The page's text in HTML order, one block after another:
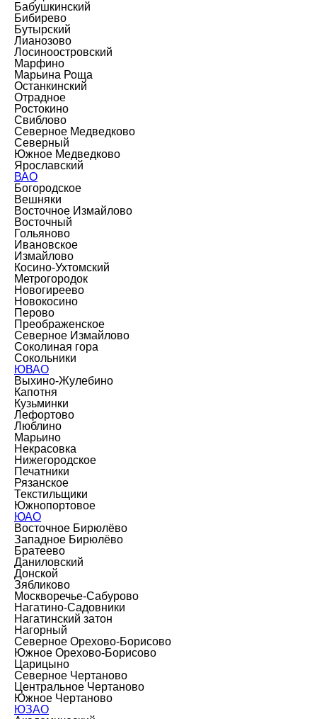
Бабушкинский
Бибирево
Бутырский
Лианозово
Лосиноостровский
Марфино
Марьина Роща
Останкинский
Отрадное
Ростокино
Свиблово
Северное Медведково
Северный
Южное Медведково
Ярославский
ВАО
Богородское
Вешняки
Восточное Измайлово
Восточный
Гольяново
Ивановское
Измайлово
Косино-Ухтомский
Метрогородок
Новогиреево
Новокосино
Перово
Преображенское
Северное Измайлово
Соколиная гора
Сокольники
ЮВАО
Выхино-Жулебино
Капотня
Кузьминки
Лефортово
Люблино
Марьино
Некрасовка
Нижегородское
Печатники
Рязанское
Текстильщики
Южнопортовое
ЮАО
Восточное Бирюлёво
Западное Бирюлёво
Братеево
Даниловский
Донской
Зябликово
Москворечье-Сабурово
Нагатино-Садовники
Нагатинский затон
Нагорный
Северное Орехово-Борисово
Южное Орехово-Борисово
Царицыно
Северное Чертаново
Центральное Чертаново
Южное Чертаново
ЮЗАО